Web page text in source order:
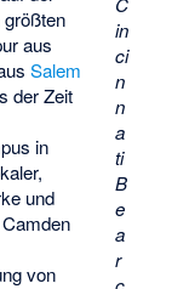
in
ci
n
n
a
ti
B
e
a
r
aus
Salem
der Zeit
in
und
von